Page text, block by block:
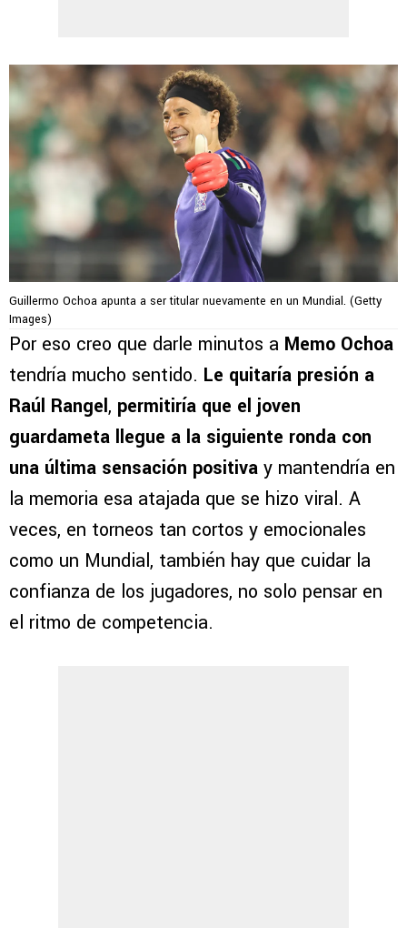
Guillermo Ochoa apunta a ser titular nuevamente en un Mundial. (Getty
Images)
Por eso creo que darle minutos a Memo Ochoa
tendría mucho sentido. Le quitaría presión a
Raúl Rangel, permitiría que el joven
guardameta llegue a la siguiente ronda con
una última sensación positiva y mantendría en
la memoria esa atajada que se hizo viral. A
veces, en torneos tan cortos y emocionales
como un Mundial, también hay que cuidar la
confianza de los jugadores, no solo pensar en
el ritmo de competencia.